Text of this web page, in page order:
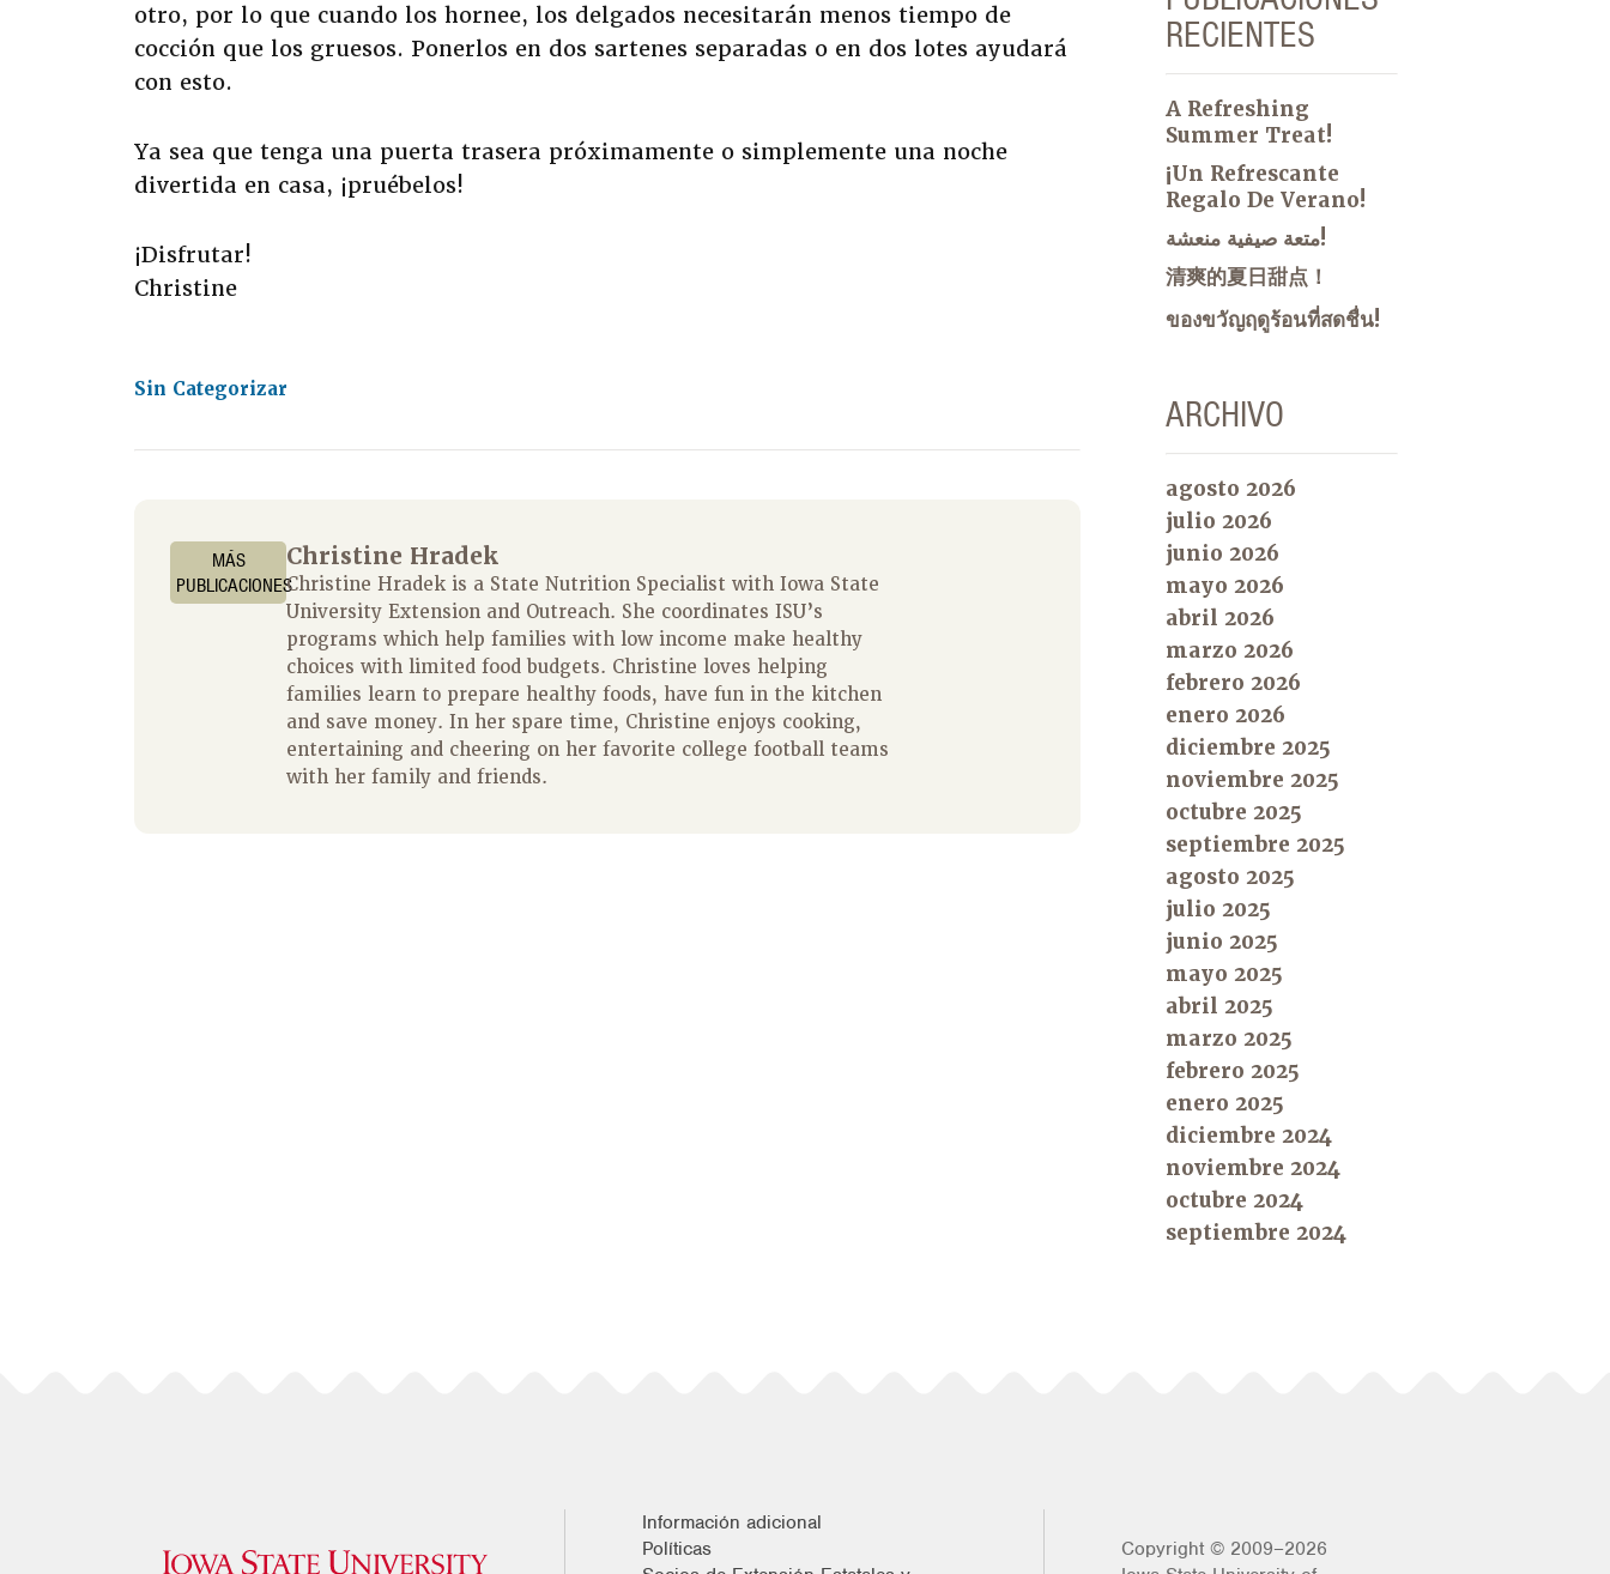
otro, por lo que cuando los hornee, los delgados necesitarán menos tiempo de
cocción que los gruesos. Ponerlos en dos sartenes separadas o en dos lotes ayudará
con esto.
Ya sea que tenga una puerta trasera próximamente o simplemente una noche
divertida en casa, ¡pruébelos!
¡Disfrutar!
Christine
Sin Categorizar
MÁS
PUBLICACIONES
Christine Hradek
Christine Hradek is a State Nutrition Specialist with Iowa State
University Extension and Outreach. She coordinates ISU’s
programs which help families with low income make healthy
choices with limited food budgets. Christine loves helping
families learn to prepare healthy foods, have fun in the kitchen
and save money. In her spare time, Christine enjoys cooking,
entertaining and cheering on her favorite college football teams
with her family and friends.
RECIENTES
A Refreshing
Summer Treat!
¡Un Refrescante
Regalo De Verano!
متعة صيفية منعشة!
清爽的夏日甜点！
ของขวัญฤดูร้อนที่สดชื่น!
ARCHIVO
agosto 2026
julio 2026
junio 2026
mayo 2026
abril 2026
marzo 2026
febrero 2026
enero 2026
diciembre 2025
noviembre 2025
octubre 2025
septiembre 2025
agosto 2025
julio 2025
junio 2025
mayo 2025
abril 2025
marzo 2025
febrero 2025
enero 2025
diciembre 2024
noviembre 2024
octubre 2024
septiembre 2024
Información adicional
Políticas
Copyright © 2009–2026